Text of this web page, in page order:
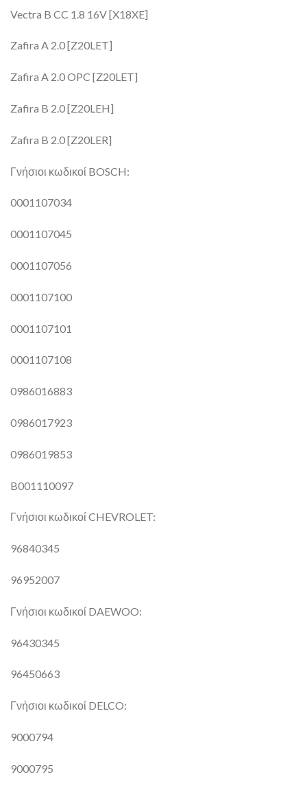
Vectra B CC 1.8 16V [X18XE]
Zafira A 2.0 [Z20LET]
Zafira A 2.0 OPC [Z20LET]
Zafira B 2.0 [Z20LEH]
Zafira B 2.0 [Z20LER]
Γνήσιοι κωδικοί BOSCH:
0001107034
0001107045
0001107056
0001107100
0001107101
0001107108
0986016883
0986017923
0986019853
B001110097
Γνήσιοι κωδικοί CHEVROLET:
96840345
96952007
Γνήσιοι κωδικοί DAEWOO:
96430345
96450663
Γνήσιοι κωδικοί DELCO:
9000794
9000795